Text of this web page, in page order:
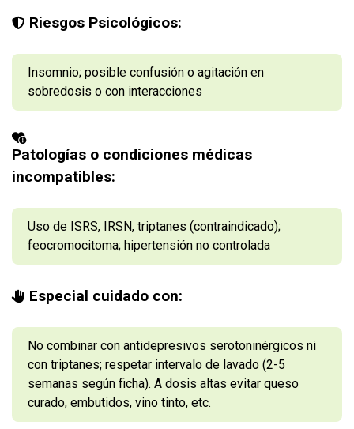
Riesgos Psicológicos:
Insomnio; posible confusión o agitación en
sobredosis o con interacciones
Patologías o condiciones médicas
incompatibles:
Uso de ISRS, IRSN, triptanes (contraindicado);
feocromocitoma; hipertensión no controlada
Especial cuidado con:
No combinar con antidepresivos serotoninérgicos ni
con triptanes; respetar intervalo de lavado (2-5
semanas según ficha). A dosis altas evitar queso
curado, embutidos, vino tinto, etc.